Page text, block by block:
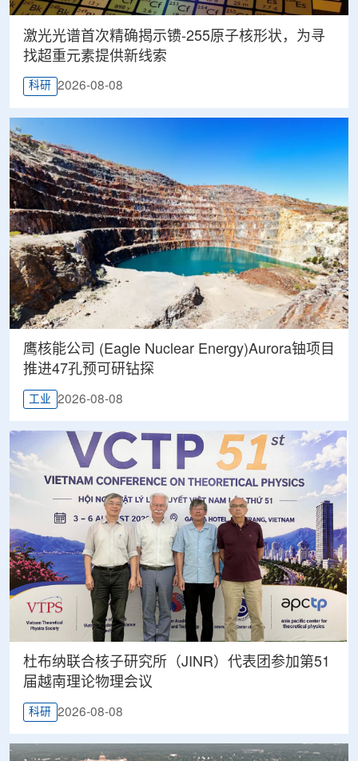
激光光谱首次精确揭示镄-255原子核形状，为寻
找超重元素提供新线索
科研 2026-08-08
鹰核能公司 (Eagle Nuclear Energy)Aurora铀项目
推进47孔预可研钻探
工业 2026-08-08
杜布纳联合核子研究所（JINR）代表团参加第51
届越南理论物理会议
科研 2026-08-08